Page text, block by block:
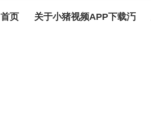
首页 关于小猪视频APP下载汅